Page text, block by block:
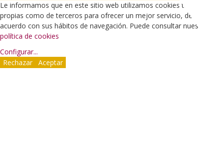
Le informamos que en este sitio web utilizamos cookies tanto
propias como de terceros para ofrecer un mejor servicio, de
acuerdo con sus hábitos de navegación. Puede consultar nuestra
política de cookies
Configurar...
Rechazar
Aceptar